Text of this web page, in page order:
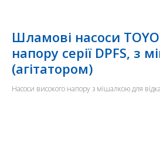
Шламові насоси
напору серії DPFS, з
(агітатором)
Насоси високого напору з мішалкою для